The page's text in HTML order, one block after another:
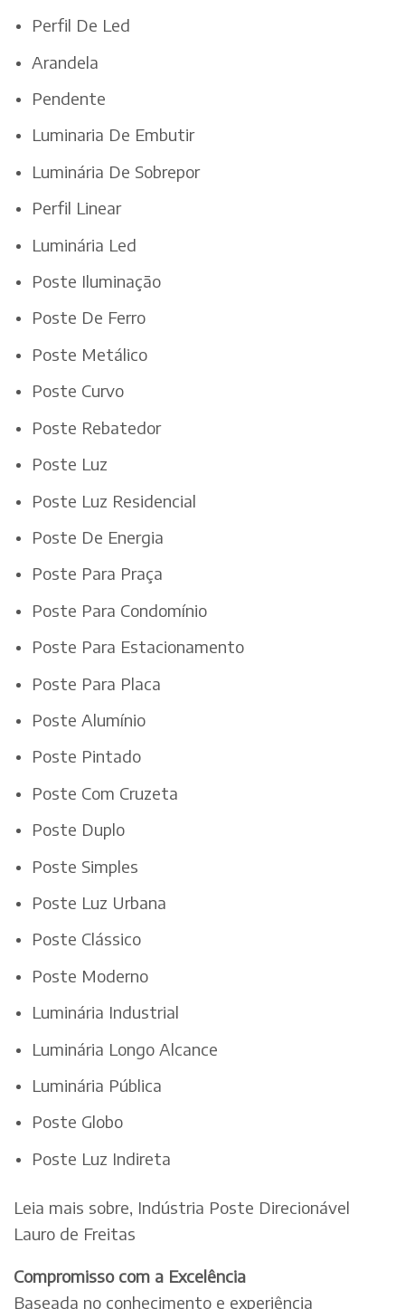
Perfil De Led
Arandela
Pendente
Luminaria De Embutir
Luminária De Sobrepor
Perfil Linear
Luminária Led
Poste Iluminação
Poste De Ferro
Poste Metálico
Poste Curvo
Poste Rebatedor
Poste Luz
Poste Luz Residencial
Poste De Energia
Poste Para Praça
Poste Para Condomínio
Poste Para Estacionamento
Poste Para Placa
Poste Alumínio
Poste Pintado
Poste Com Cruzeta
Poste Duplo
Poste Simples
Poste Luz Urbana
Poste Clássico
Poste Moderno
Luminária Industrial
Luminária Longo Alcance
Luminária Pública
Poste Globo
Poste Luz Indireta
Leia mais sobre, Indústria Poste Direcionável
Lauro de Freitas
Compromisso com a Excelência
Baseada no conhecimento e experiência